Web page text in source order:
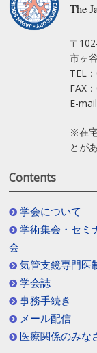
The
〒
市ヶ
TEL
FAX
E-
※在
とが
Contents
学会について
学術集会・セミ
会
気管支鏡専門医
学会誌
事務手続き
メール配信
医療関係のみな